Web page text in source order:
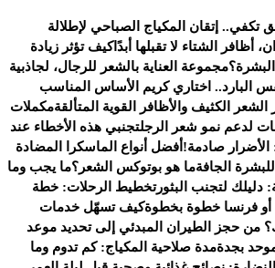
تكفي.. إتقان المكياج الصباحي لإطلالة
أظافر الشتاء لا تقبلها أبدًاكيف تؤثر زيادة
مجموعة العناية بالشعر للرجال، لجاذبية
البارد.. اختاري كريم الأساس المناسب
الكثيف والأظافر القوية المتألقةمكملات
لدعم نمو شعر الرجلتجنبي هذه الأخطاء عند
الأضرار صادمة! أفضل أنواع الماسكرا المضادة
الجافةما هو بوتوكس الشعر؟ما يجب وما
دليلك لتجنب البثورتخطيط الرحلات: خطة
أو فرنسا خطوة بخطوةكيف تسهّل خدمات
من حجز الطيران المبدئي إلى تحديد موعد
بجدةمدة صلاحية المكياج: كم تدوم وما